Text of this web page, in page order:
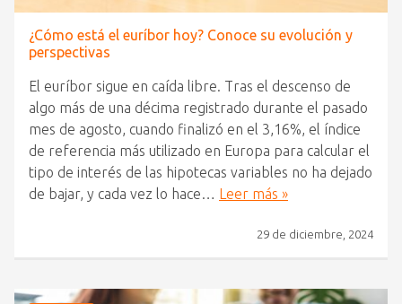
¿Cómo está el euríbor hoy? Conoce su evolución y
perspectivas
El euríbor sigue en caída libre. Tras el descenso de
algo más de una décima registrado durante el pasado
mes de agosto, cuando finalizó en el 3,16%, el índice
de referencia más utilizado en Europa para calcular el
tipo de interés de las hipotecas variables no ha dejado
de bajar, y cada vez lo hace… Leer más »
29 de diciembre, 2024